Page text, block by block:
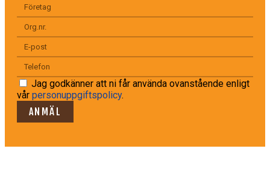
Jag godkänner att ni får använda ovanstående enligt
vår personuppgiftspolicy.
ANMÄL